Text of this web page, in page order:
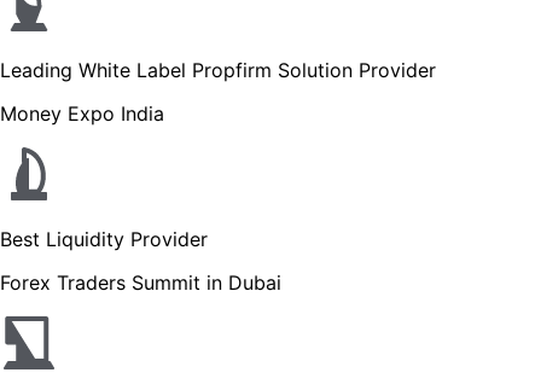
Leading White Label Propfirm Solution Provider
Money Expo India
Best Liquidity Provider
Forex Traders Summit in Dubai